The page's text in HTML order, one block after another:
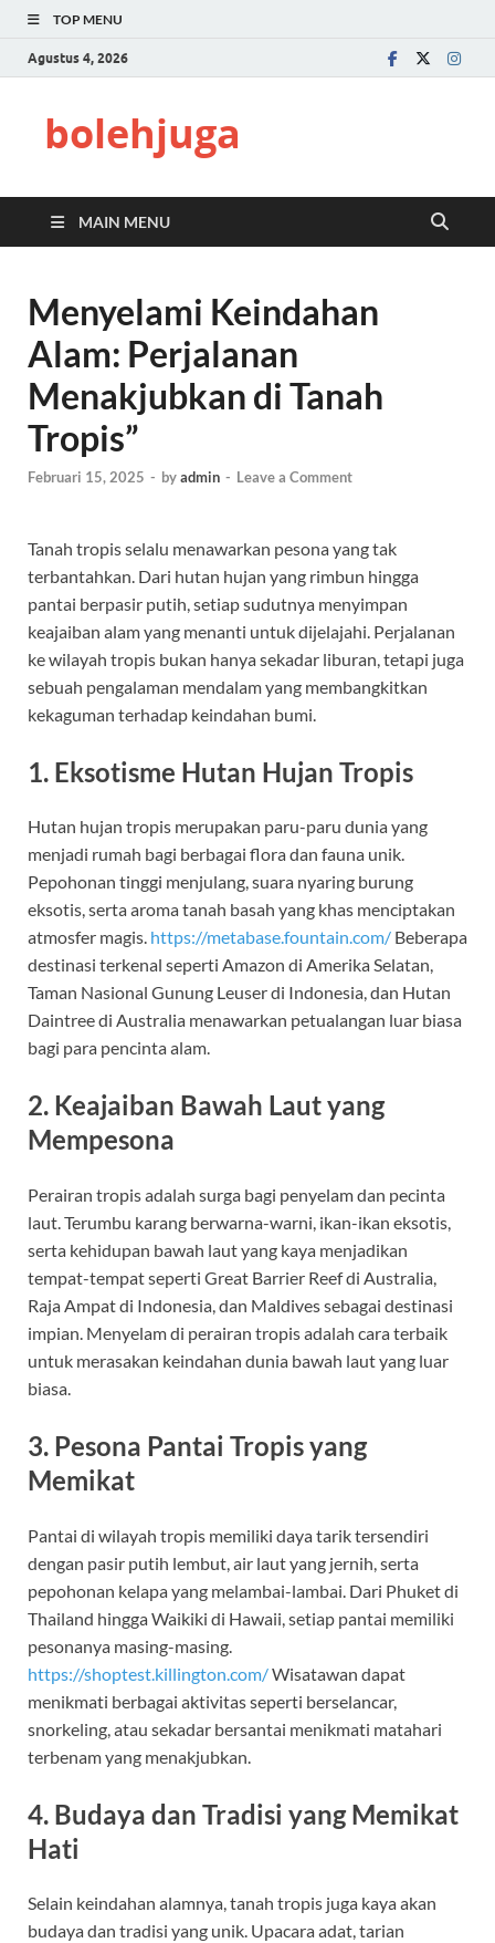
TOP MENU
Agustus 4, 2026
bolehjuga
MAIN MENU
Menyelami Keindahan
Alam: Perjalanan
Menakjubkan di Tanah
Tropis”
Februari 15, 2025 - byadmin - Leave a Comment
Tanah tropis selalu menawarkan pesona yang tak
terbantahkan. Dari hutan hujan yang rimbun hingga
pantai berpasir putih, setiap sudutnya menyimpan
keajaiban alam yang menanti untuk dijelajahi. Perjalanan
ke wilayah tropis bukan hanya sekadar liburan, tetapi juga
sebuah pengalaman mendalam yang membangkitkan
kekaguman terhadap keindahan bumi.
1. Eksotisme Hutan Hujan Tropis
Hutan hujan tropis merupakan paru-paru dunia yang
menjadi rumah bagi berbagai flora dan fauna unik.
Pepohonan tinggi menjulang, suara nyaring burung
eksotis, serta aroma tanah basah yang khas menciptakan
atmosfer magis. https://metabase.fountain.com/ Beberapa
destinasi terkenal seperti Amazon di Amerika Selatan,
Taman Nasional Gunung Leuser di Indonesia, dan Hutan
Daintree di Australia menawarkan petualangan luar biasa
bagi para pencinta alam.
2. Keajaiban Bawah Laut yang
Mempesona
Perairan tropis adalah surga bagi penyelam dan pecinta
laut. Terumbu karang berwarna-warni, ikan-ikan eksotis,
serta kehidupan bawah laut yang kaya menjadikan
tempat-tempat seperti Great Barrier Reef di Australia,
Raja Ampat di Indonesia, dan Maldives sebagai destinasi
impian. Menyelam di perairan tropis adalah cara terbaik
untuk merasakan keindahan dunia bawah laut yang luar
biasa.
3. Pesona Pantai Tropis yang
Memikat
Pantai di wilayah tropis memiliki daya tarik tersendiri
dengan pasir putih lembut, air laut yang jernih, serta
pepohonan kelapa yang melambai-lambai. Dari Phuket di
Thailand hingga Waikiki di Hawaii, setiap pantai memiliki
pesonanya masing-masing.
https://shoptest.killington.com/Wisatawan dapat
menikmati berbagai aktivitas seperti berselancar,
snorkeling, atau sekadar bersantai menikmati matahari
terbenam yang menakjubkan.
4. Budaya dan Tradisi yang Memikat
Hati
Selain keindahan alamnya, tanah tropis juga kaya akan
budaya dan tradisi yang unik. Upacara adat, tarian